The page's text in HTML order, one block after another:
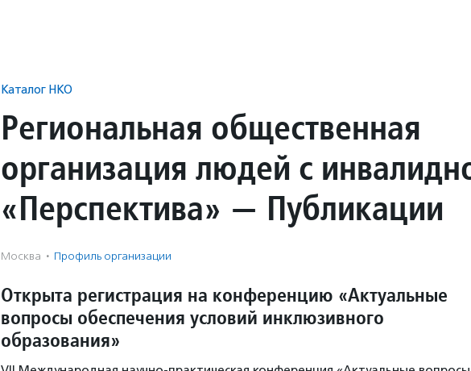
Каталог НКО
Региональная общественная
организация людей с
«Перспектива» — Публикации
Москва · Профиль организации
Открыта регистрация на конференцию «Актуальные
вопросы обеспечения условий инклюзивного
образования»